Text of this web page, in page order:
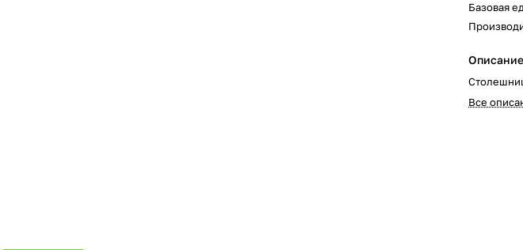
Базовая
Описание
Все